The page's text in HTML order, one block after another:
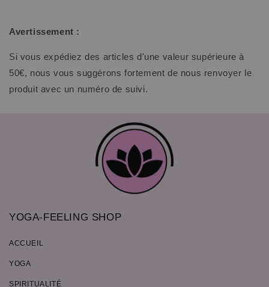
Avertissement :
Si vous expédiez des articles d'une valeur supérieure à
50€, nous vous suggérons fortement de nous renvoyer le
produit avec un numéro de suivi.
YOGA-FEELING SHOP
ACCUEIL
YOGA
SPIRITUALITÉ